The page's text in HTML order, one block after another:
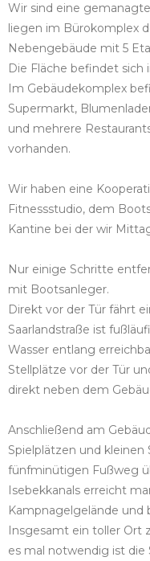
Wir sind eine
liegen im Bürokomplex
Nebengebäude mit 5
Die Fläche befindet sich
Im Gebäudekomplex
Supermarkt,
und mehrere
vorhanden.
Wir haben eine
Fitnessstudio, dem
Kantine bei der wir
Nur einige Schritte
mit Bootsanleger.
Direkt vor der Tür fährt
Saarlandstraße ist
Wasser entlang
Stellplätze vor der Tür
direkt neben dem
Anschließend am
Spielplätzen und
fünfminütigen Fußweg
Isebekkanals erreicht
Kampnagelgelände
Insgesamt ein toller Ort
es mal notwendig ist die